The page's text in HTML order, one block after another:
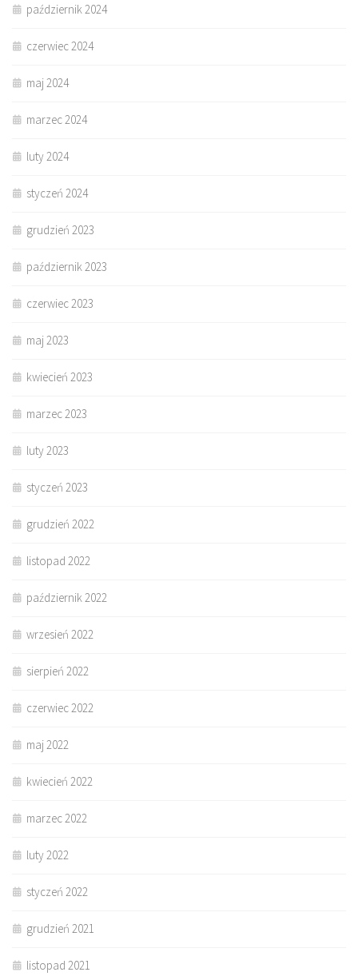
październik 2024
czerwiec 2024
maj 2024
marzec 2024
luty 2024
styczeń 2024
grudzień 2023
październik 2023
czerwiec 2023
maj 2023
kwiecień 2023
marzec 2023
luty 2023
styczeń 2023
grudzień 2022
listopad 2022
październik 2022
wrzesień 2022
sierpień 2022
czerwiec 2022
maj 2022
kwiecień 2022
marzec 2022
luty 2022
styczeń 2022
grudzień 2021
listopad 2021